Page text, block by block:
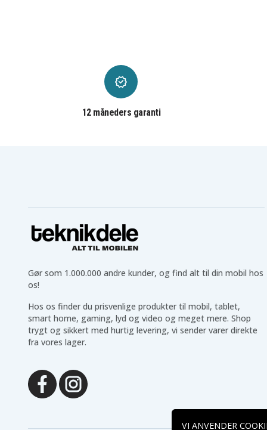
12 måneders garanti
Gør som 1.000.000 andre kunder, og find alt til din mobil hos
os!
Hos os finder du prisvenlige produkter til mobil, tablet,
smart home, gaming, lyd og video og meget mere. Shop
trygt og sikkert med hurtig levering, vi sender varer direkte
fra vores lager.
VI ANVENDER